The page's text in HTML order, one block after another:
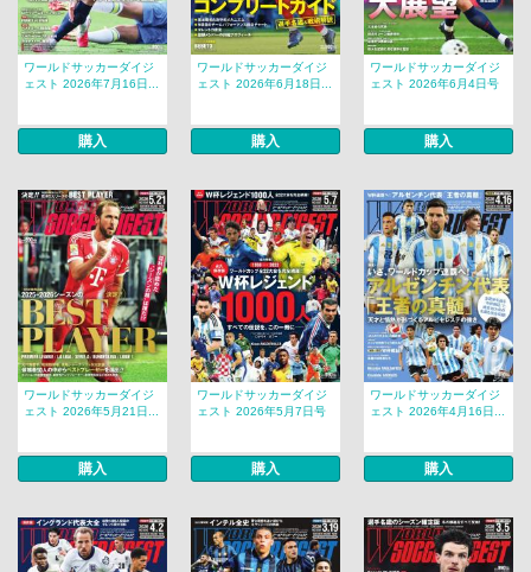
ワールドサッカーダイジ
ェスト 2026年7月16日...
購入
ワールドサッカーダイジ
ェスト 2026年6月18日...
購入
ワールドサッカーダイジ
ェスト 2026年6月4日号
購入
ワールドサッカーダイジ
ェスト 2026年5月21日...
購入
ワールドサッカーダイジ
ェスト 2026年5月7日号
購入
ワールドサッカーダイジ
ェスト 2026年4月16日...
購入